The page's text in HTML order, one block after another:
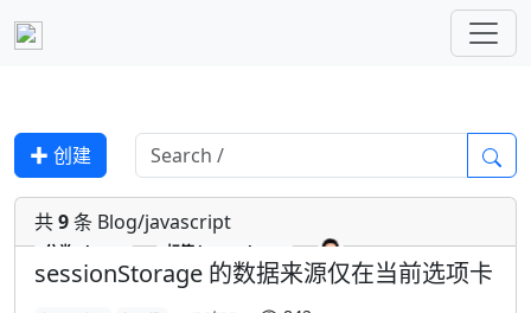
✚ 创建
共9条 Blog/javascript
分类 Blog 标签javascript
sessionStorage 的数据来源仅在当前选项卡